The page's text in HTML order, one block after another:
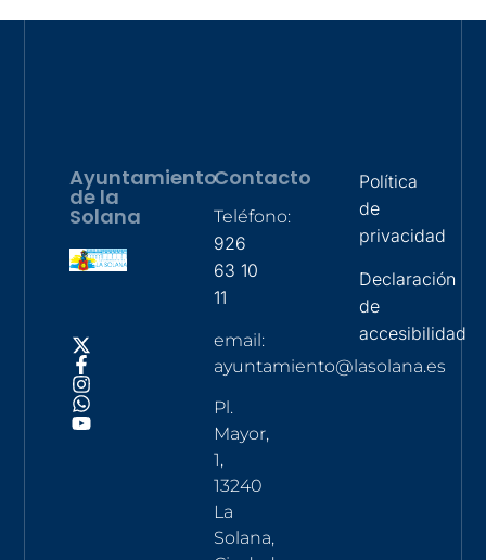
Ayuntamiento
de la
Solana
Contacto
Teléfono:
926
63 10
11
email:
ayuntamiento@lasolana.es
Pl.
Mayor,
1,
13240
La
Solana,
Política
de
privacidad
Declaración
de
accesibilidad